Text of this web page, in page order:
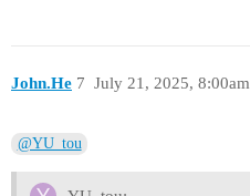
John.He July 21, 2025, 8:00am
7
@YU_tou